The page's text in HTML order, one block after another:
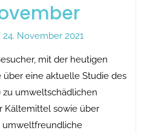
24. November 2021
mit der heutigen
über eine aktuelle Studie des
zu umweltschädlichen
Kältemittel sowie über
umweltfreundliche